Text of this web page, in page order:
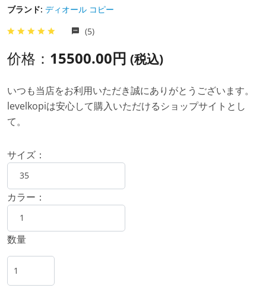
ブランド: ディオール コピー
(5)
价格： 15500.00円 (税込)
いつも当店をお利用いただき誠にありがとうございます。
levelkopiは安心して購入いただけるショップサイトとし
て。
サイズ：
カラー：
数量